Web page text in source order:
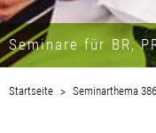
Seminare für BR,
Startseite Seminarthema